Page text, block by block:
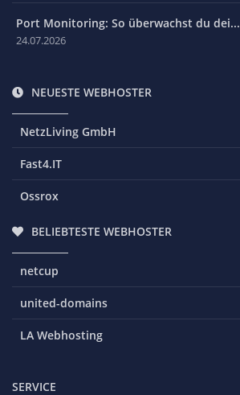
Port Monitoring: So überwachst du dei...
24.07.2026
NEUESTE WEBHOSTER
NetzLiving GmbH
Fast4.IT
Ossrox
BELIEBTESTE WEBHOSTER
netcup
united-domains
LA Webhosting
SERVICE